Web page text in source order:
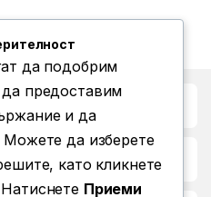
да подобрим
предоставим
и да
Можете да изберете
като кликнете
Приеми